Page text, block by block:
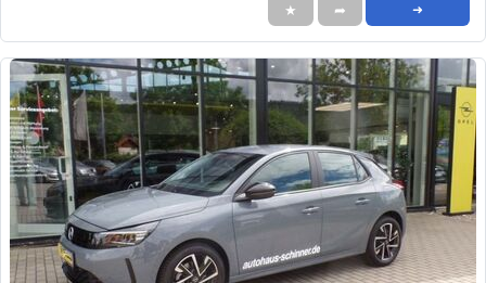
★ ➦ ➜